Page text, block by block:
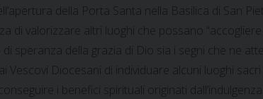
della Porta Santa nella Basilica di San
di valorizzare altri luoghi che possano
di speranza della grazia di Dio sia i segni che ne
Vescovi Diocesani di individuare alcuni luoghi sacri
i benefici spirituali originati dall’indulgenza